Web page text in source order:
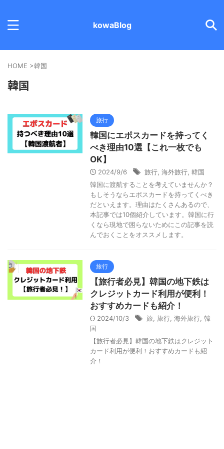
kowaBlog
HOME >韓国
韓国
旅行
韓国にエポスカードを持ってく
べき理由10選【これ一枚でも
OK】
2024/9/6 旅行 海外旅行 韓国
韓国に渡航することを考えていませんか？
もしそうならエポスカードを持ってくべき
だといえます。理由はたくさんあるので、
本記事では10個紹介しています。韓国に行
くなら現地で困らないためにこの記事を読
んでおくことをオススメします。
旅行
【旅行者必見】韓国の地下鉄は
クレジットカード利用が便利！
おすすめカードも紹介！
2024/10/3 旅 旅行 海外旅行 韓
国
【旅行者必見】韓国の地下鉄はクレジット
カード利用が便利！おすすめカードも紹
介！